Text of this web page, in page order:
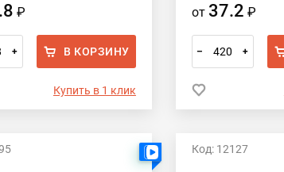
₽
+ В КОРЗИНУ
Купить в 1 клик
от 37.2 ₽
– +
Есть видеоКод: 12127